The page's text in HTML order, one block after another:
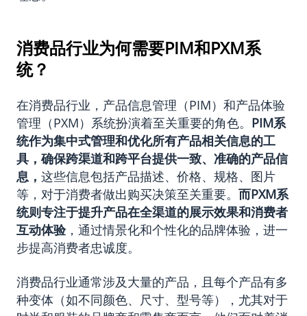
消费品行业为何需要PIM和PXM系
统？
在消费品行业，产品信息管理（PIM）和产品体验
管理（PXM）系统扮演着至关重要的角色。 PIM系
统作为集中式管理和优化所有产品相关信息的工
具，确保跨渠道和跨平台提供一致、准确的产品信
息， 这些信息包括产品描述、价格、规格、图片
等，对于消费者做出购买决策至关重要。 而PXM系
统则专注于提升产品在全渠道的展示效果和消费者
互动体验，通过情景化和个性化的品牌体验，进一
步提高消费者忠诚度。
消费品行业通常涉及大量的产品，且每个产品有多
种变体（如不同颜色、尺寸、型号等），尤其对于